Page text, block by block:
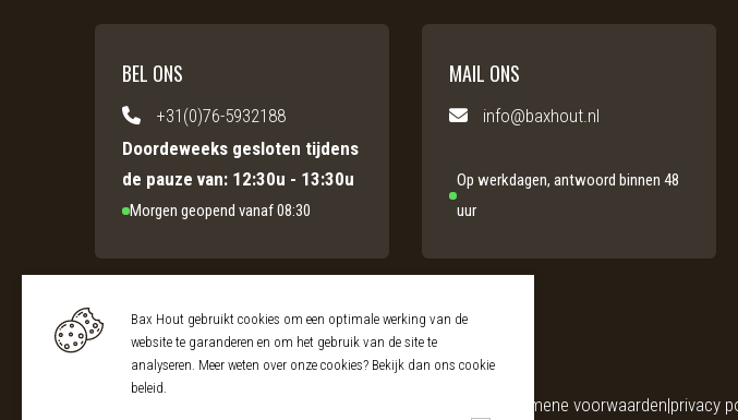
BEL ONS
+31(0)76-5932188
Doordeweeks gesloten tijdens
de pauze van: 12:30u - 13:30u
Morgen geopend vanaf 08:30
MAIL ONS
info@baxhout.nl
Op werkdagen, antwoord binnen 48
uur
algemene voorwaarden privacy
Bax Hout gebruikt cookies om een optimale werking van de
website te garanderen en om het gebruik van de site te
analyseren. Meer weten over onze cookies? Bekijk dan ons cookie
beleid.